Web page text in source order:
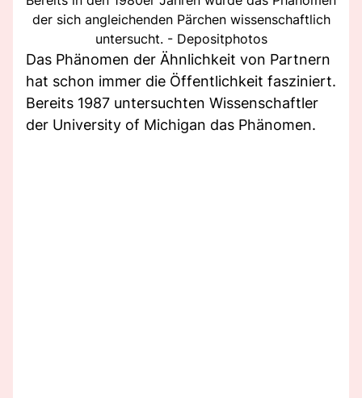
der sich angleichenden Pärchen wissenschaftlich
untersucht. - Depositphotos
Das Phänomen der Ähnlichkeit von Partnern
hat schon immer die Öffentlichkeit fasziniert.
Bereits 1987 untersuchten Wissenschaftler
der University of Michigan das Phänomen.